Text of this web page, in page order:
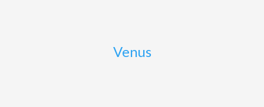
Venus